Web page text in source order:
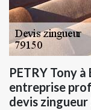
PETRY Tony
entreprise
devis zingueur